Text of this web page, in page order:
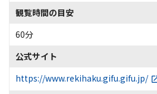
観覧時間の目安
60分
公式サイト
https://www.rekihaku.gifu.gifu.jp/